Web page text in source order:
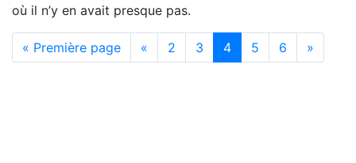
où il n’y en avait presque pas.
« Première page « 2 3 4(current)
5 6 »